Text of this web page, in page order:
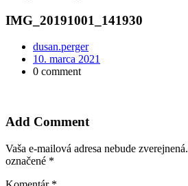
IMG_20191001_141930
dusan.perger
10. marca 2021
0 comment
Add Comment
Vaša e-mailová adresa nebude zverejnená.
označené *